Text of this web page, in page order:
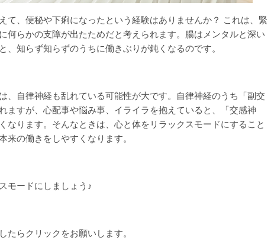
て、便秘や下痢になったという経験はありませんか？ これは、緊
何らかの支障が出たためだと考えられます。腸はメンタルと深い
知らず知らずのうちに働きぶりが鈍くなるのです。
、自律神経も乱れている可能性が大です。自律神経のうち「副交
ますが、心配事や悩み事、イライラを抱えていると、「交感神
なります。そんなときは、心と体をリラックスモードにすること
の働きをしやすくなります。
モードにしましょう♪
らクリックをお願いします。